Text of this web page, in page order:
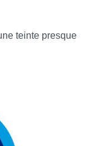
teinte presque